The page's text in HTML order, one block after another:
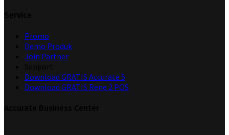
Promo
Demo Produk
Join Partner
Download GRATIS Accurate 5
Download GRATIS Rene 2 POS